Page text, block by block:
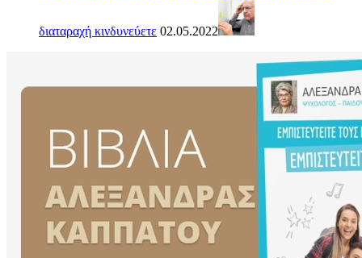
διαταραχή κινδυνεύετε 02.05.2022